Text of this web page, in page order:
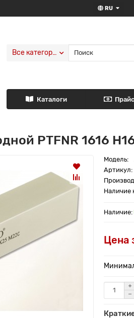
RU
Все категории
Каталоги
PTFNR 1616
Модель:
Артикул:
Наличие
Цена